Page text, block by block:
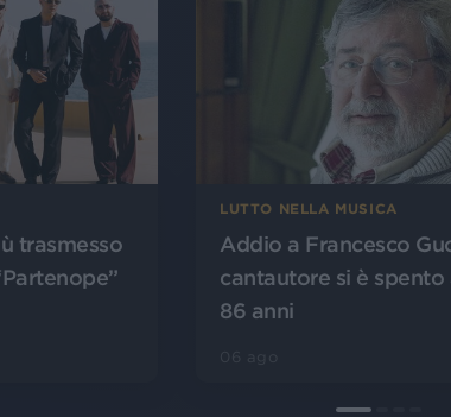
trasmesso
LUTTO NELLA MUSICA
Addio a Francesco
cantautore si è spento
86 anni